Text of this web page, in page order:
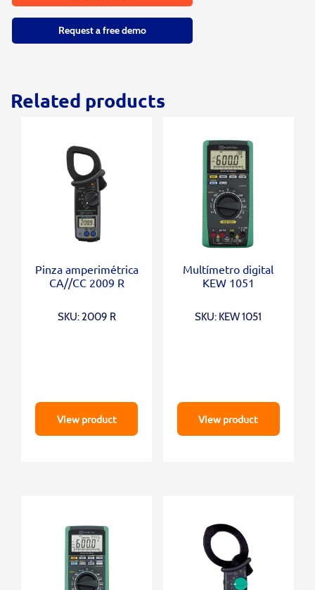
Request a free demo
Related products
Pinza amperimétrica
CA//CC 2009 R
SKU: 2009 R
View product
Multímetro digital
KEW 1051
SKU: KEW 1051
View product